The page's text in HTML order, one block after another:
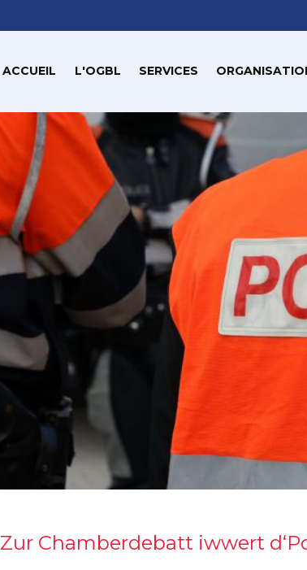
ACCUEIL L'OGBL SERVICES
Zur Chamberdebatt iwwert